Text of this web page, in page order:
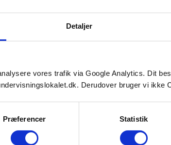
Detaljer
vores trafik via Google Analytics. Dit
Derudover bruger vi ikke
Præferencer Statistik